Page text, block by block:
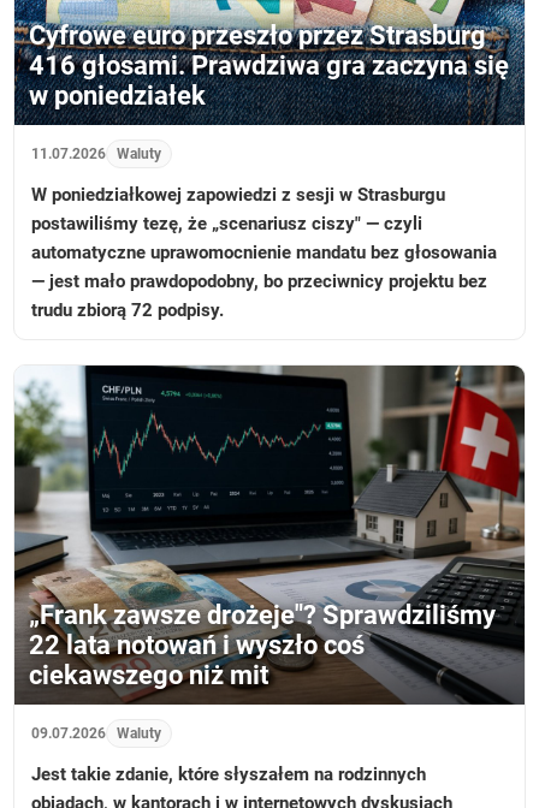
Cyfrowe euro przeszło przez Strasburg
416 głosami. Prawdziwa gra zaczyna się
w poniedziałek
11.07.2026 Waluty
W poniedziałkowej zapowiedzi z sesji w Strasburgu
postawiliśmy tezę, że „scenariusz ciszy" — czyli
automatyczne uprawomocnienie mandatu bez głosowania
— jest mało prawdopodobny, bo przeciwnicy projektu bez
trudu zbiorą 72 podpisy.
„Frank zawsze drożeje"? Sprawdziliśmy
22 lata notowań i wyszło coś
ciekawszego niż mit
09.07.2026 Waluty
Jest takie zdanie, które słyszałem na rodzinnych